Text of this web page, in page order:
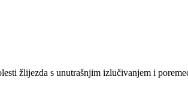
žlijezda s unutrašnjim izlučivanjem i